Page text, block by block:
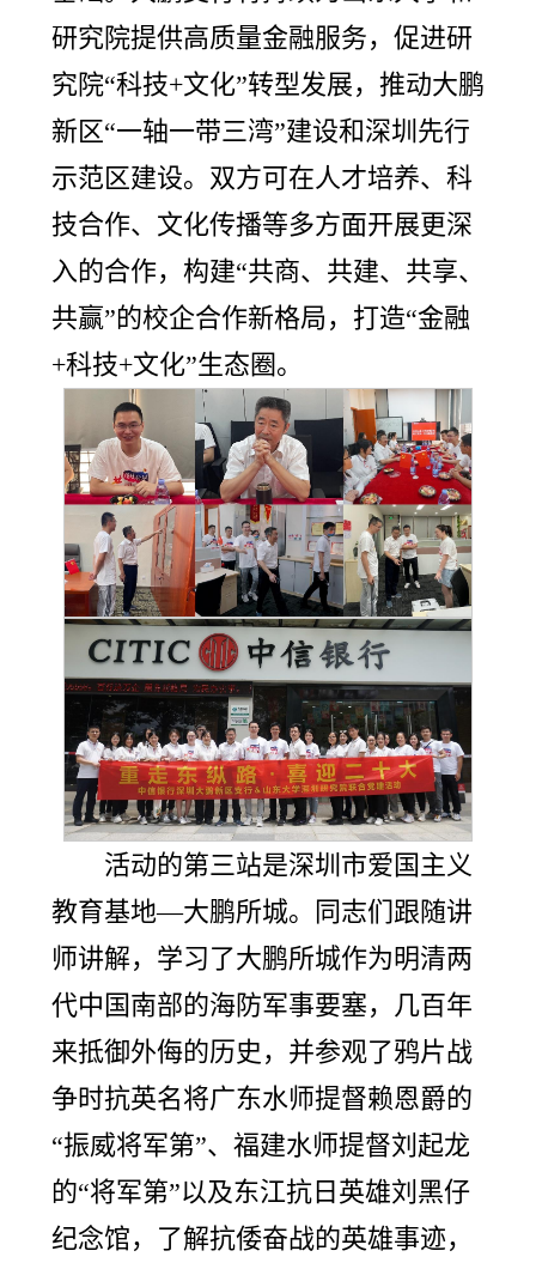
研究院提供高质量金融服务，促进研
究院“科技+文化”转型发展，推动大鹏
新区“一轴一带三湾”建设和深圳先行
示范区建设。双方可在人才培养、科
技合作、文化传播等多方面开展更深
入的合作，构建“共商、共建、共享、
共赢”的校企合作新格局，打造“金融
+科技+文化”生态圈。
活动的第三站是深圳市爱国主义
教育基地—大鹏所城。同志们跟随讲
师讲解，学习了大鹏所城作为明清两
代中国南部的海防军事要塞，几百年
来抵御外侮的历史，并参观了鸦片战
争时抗英名将广东水师提督赖恩爵的
“振威将军第”、福建水师提督刘起龙
的“将军第”以及东江抗日英雄刘黑仔
纪念馆，了解抗倭奋战的英雄事迹，